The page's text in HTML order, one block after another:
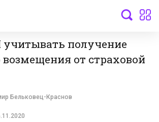
получение
возмещения от страховой
Бельковец-Краснов